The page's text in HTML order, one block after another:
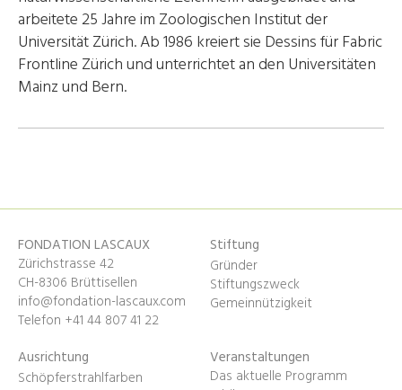
arbeitete 25 Jahre im Zoologischen Institut der
Universität Zürich. Ab 1986 kreiert sie Dessins für Fabric
Frontline Zürich und unterrichtet an den Universitäten
Mainz und Bern.
FONDATION LASCAUX
Zürichstrasse 42
CH-8306 Brüttisellen
info@fondation-lascaux.com
Telefon +41 44 807 41 22
Stiftung
Gründer
Stiftungszweck
Gemeinnützigkeit
Ausrichtung
Schöpferstrahlfarben
Veranstaltungen
Das aktuelle Programm